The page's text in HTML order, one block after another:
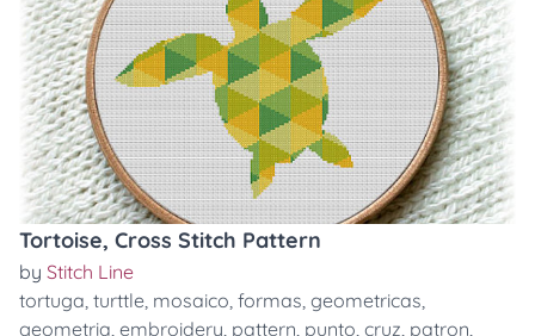
Tortoise, Cross Stitch Pattern
by Stitch Line
tortuga, turttle, mosaico, formas, geometricas,
geometria, embroidery, pattern, punto, cruz, patron,